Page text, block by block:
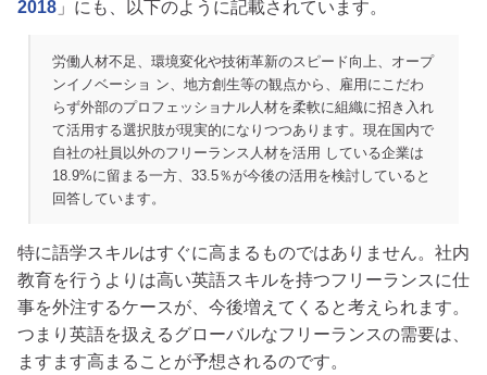
2018 」にも、以下のように記載されています。
労働人材不足、環境変化や技術革新のスピード向上、オープ
ンイノベーショ ン、地方創生等の観点から、雇用にこだわ
らず外部のプロフェッショナル人材を柔軟に組織に招き入れ
て活用する選択肢が現実的になりつつあります。現在国内で
自社の社員以外のフリーランス人材を活用 している企業は
18.9%に留まる一方、33.5％が今後の活用を検討していると
回答しています。
特に語学スキルはすぐに高まるものではありません。社内
教育を行うよりは高い英語スキルを持つフリーランスに仕
事を外注するケースが、今後増えてくると考えられます。
つまり英語を扱えるグローバルなフリーランスの需要は、
ますます高まることが予想されるのです。